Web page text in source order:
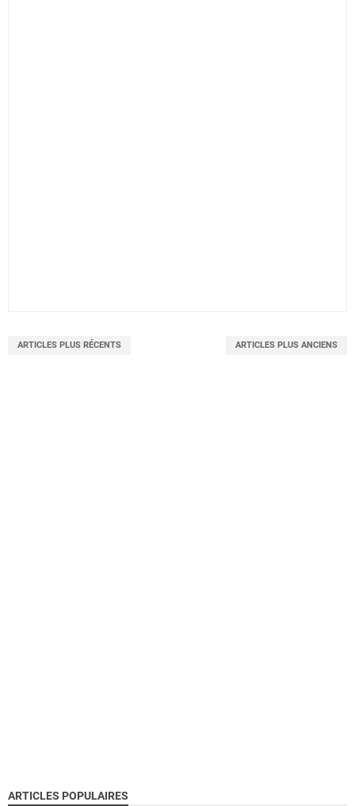
ARTICLES PLUS RÉCENTS ARTICLES PLUS ANCIENS
ARTICLES POPULAIRES